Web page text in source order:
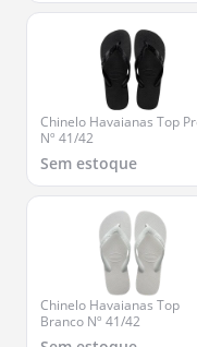
Chinelo Havaianas Top
Nº 41/42
Sem estoque
Chinelo Havaianas Top
Branco Nº 41/42